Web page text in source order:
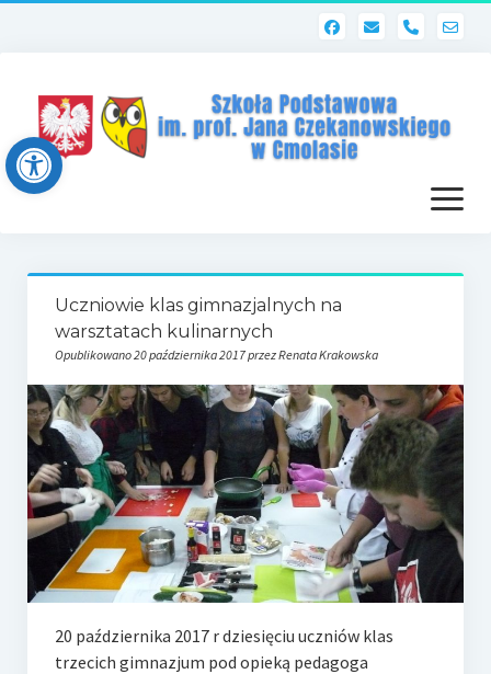
Open toolbar
phone
otwórz
menu
Dziennik elektroniczny (Librus)
Dla nauczycieli
Poczta szkolna
Dziennik elektroniczny
e-Rada
Logowanie
Uczniowie klas gimnazjalnych na
warsztatach kulinarnych
Opublikowano 20 października 2017 przez Renata Krakowska
20 października 2017 r dziesięciu uczniów klas
trzecich gimnazjum pod opieką pedagoga